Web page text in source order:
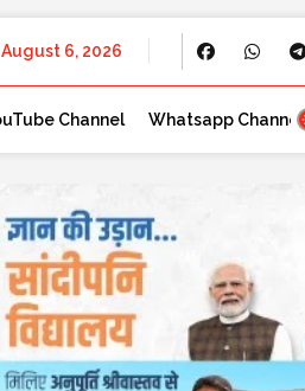
August 6, 2026
Channel Whatsapp Channel